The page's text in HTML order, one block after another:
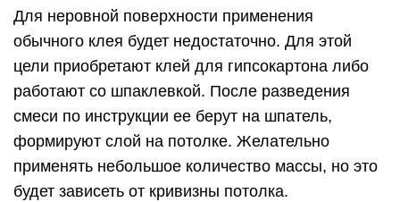
Для неровной поверхности применения
обычного клея будет недостаточно. Для этой
цели приобретают клей для гипсокартона либо
работают со шпаклевкой. После разведения
смеси по инструкции ее берут на шпатель,
формируют слой на потолке. Желательно
применять небольшое количество массы, но это
будет зависеть от кривизны потолка.